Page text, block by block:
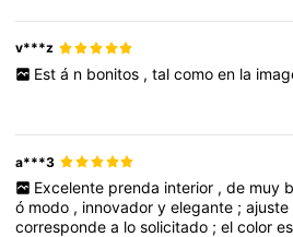
v***z
Est á n bonitos , tal como en la
a***3
Excelente prenda interior , de muy
ó modo , innovadoryelegante ;ajuste
correspondea losolicitado ;elcolor